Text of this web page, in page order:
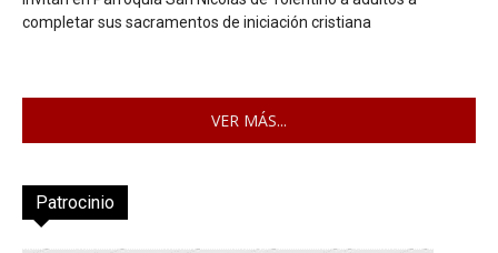
completar sus sacramentos de iniciación cristiana
VER MÁS...
Patrocinio